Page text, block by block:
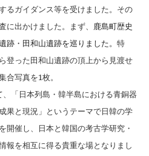
るガイダンス等を受けました。その
出かけました。まず、 鹿島町歴史
・田和山遺跡を巡りました。 特
登った田和山遺跡の頂上から見渡せ
合写真を1枚。
「日本列島・韓半島における青銅器
果と現況」というテーマで日韓の学
開催し、日本と韓国の考古学研究・
報を相互に得る貴重な場となりまし